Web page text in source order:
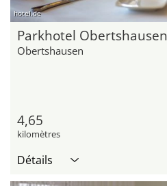
hotel.de
Parkhotel Obertshausen
Obertshausen
4,65
kilomètres
Détails